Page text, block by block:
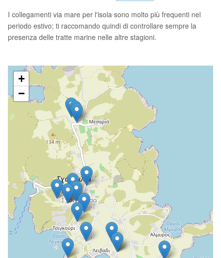
I collegamenti via mare per l'isola sono molto più frequenti nel
periodo estivo; ti raccomando quindi di controllare sempre la
presenza delle tratte marine nelle altre stagioni.
+
−